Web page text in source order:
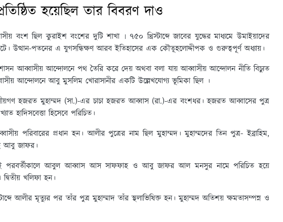
হয়েছিল তার বিবরণ দাও
বংশ ছিল কুরাইশ বংশের দুটি শাখা ৷ ৭৫০ খ্রিস্টাব্দে জাবের যুদ্ধের মাধ্যমে উমাইয়াদের
উত্থান-পতনের এ যুগসন্ধিক্ষণ আরব ইতিহাসের এক কৌতূহলোদ্দীপক ও গুরুত্বপূর্ণ অধ্যায়।
আব্বাসীয় আন্দোলনে পথ তৈরি করে দেয় অথবা বলা যায় আব্বাসীয় আন্দোলন নীতি বিচ্যুত
আন্দোলনে আবু মুসলিম খোরাসানীর একটি উল্লেখযোগ্য ভূমিকা ছিল ।
হজরত মুহাম্মদ (সা.)-এর চাচা হজরত আব্বাস (রা.)-এর বংশধর। হজরত আব্বাসের পুত্র
হাদিসবেত্তা হিসেবে পরিচিত।
পরিবারের প্রধান হন। আলীর পুত্রের নাম ছিল মুহাম্মদ। মুহাম্মদের তিন পুত্র- ইব্রাহিম,
আবু জাফর।
আবুল আব্বাস আস সাফফাহ ও আবু জাফর আল মনসুর নামে পরিচিত হয়ে
খলিফা হন।
আলীর মৃত্যুর পর তাঁর পুত্র মুহাম্মাদ তাঁর স্থলাভিষিক্ত হন। মুহাম্মদ অতিশয় ক্ষমতাসম্পন্ন ও